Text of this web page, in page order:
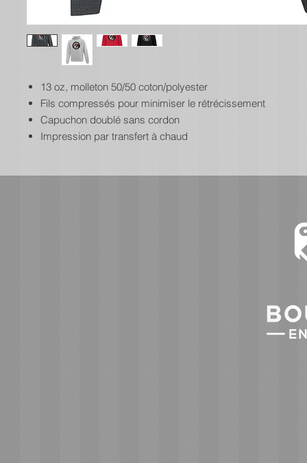
13 oz, molleton 50/50 coton/polyester
Fils compressés pour minimiser le rétrécissement
Capuchon doublé sans cordon
Impression par transfert à chaud